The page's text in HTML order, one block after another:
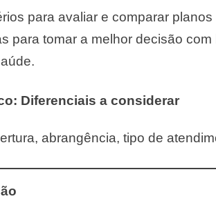
para avaliar e comparar
para tomar a melhor decisão
Diferenciais a considerar
abrangência, tipo de